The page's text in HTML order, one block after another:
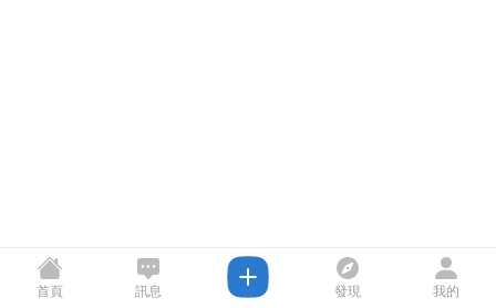
首頁 訊息 發現 我的